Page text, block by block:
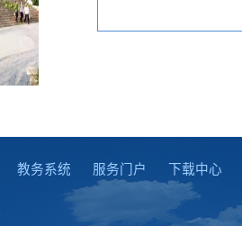
教务系统 服务门户 下载中心